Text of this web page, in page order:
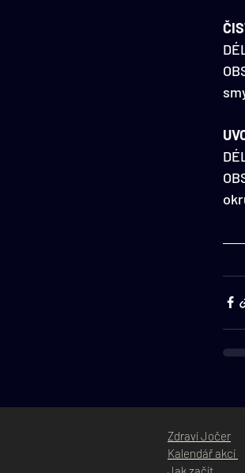
Zdraví Jočer
Kalendář akcí